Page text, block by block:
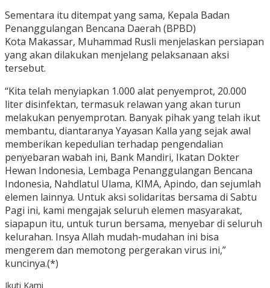
Sementara itu ditempat yang sama, Kepala Badan
Penanggulangan Bencana Daerah (BPBD)
Kota Makassar, Muhammad Rusli menjelaskan persiapan
yang akan dilakukan menjelang pelaksanaan aksi
tersebut.
“Kita telah menyiapkan 1.000 alat penyemprot, 20.000
liter disinfektan, termasuk relawan yang akan turun
melakukan penyemprotan. Banyak pihak yang telah ikut
membantu, diantaranya Yayasan Kalla yang sejak awal
memberikan kepedulian terhadap pengendalian
penyebaran wabah ini, Bank Mandiri, Ikatan Dokter
Hewan Indonesia, Lembaga Penanggulangan Bencana
Indonesia, Nahdlatul Ulama, KIMA, Apindo, dan sejumlah
elemen lainnya. Untuk aksi solidaritas bersama di Sabtu
Pagi ini, kami mengajak seluruh elemen masyarakat,
siapapun itu, untuk turun bersama, menyebar di seluruh
kelurahan. Insya Allah mudah-mudahan ini bisa
mengerem dan memotong pergerakan virus ini,”
kuncinya.(*)
Ikuti Kami